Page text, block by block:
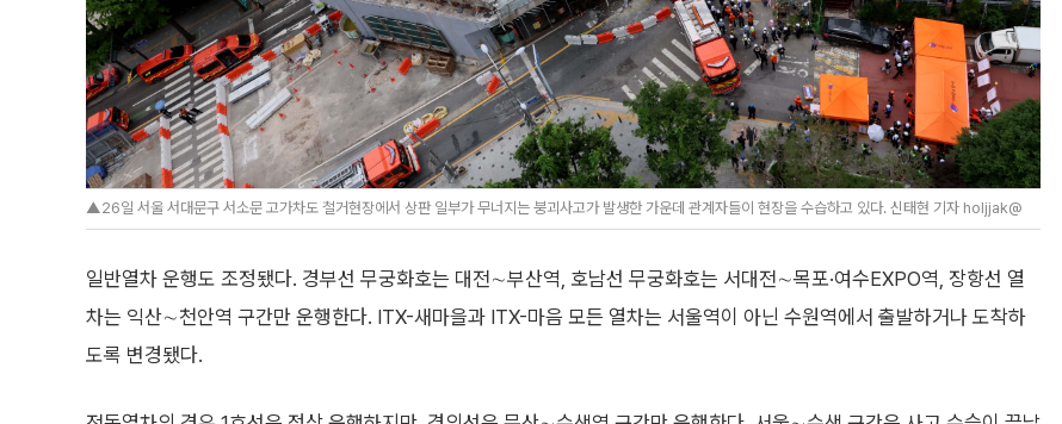
▲26일 서울 서대문구 서소문 고가차도 철거현장에서 상판 일부가 무너지는 붕괴사고가 발생한 가운데 관계자들이 현장을 수습하고 있다. 신태현 기자 holjjak@
일반열차 운행도 조정됐다. 경부선 무궁화호는 대전∼부산역, 호남선 무궁화호는 서대전∼목포·여수EXPO역, 장항선 열
차는 익산∼천안역 구간만 운행한다. ITX-새마을과 ITX-마음 모든 열차는 서울역이 아닌 수원역에서 출발하거나 도착하
도록 변경됐다.